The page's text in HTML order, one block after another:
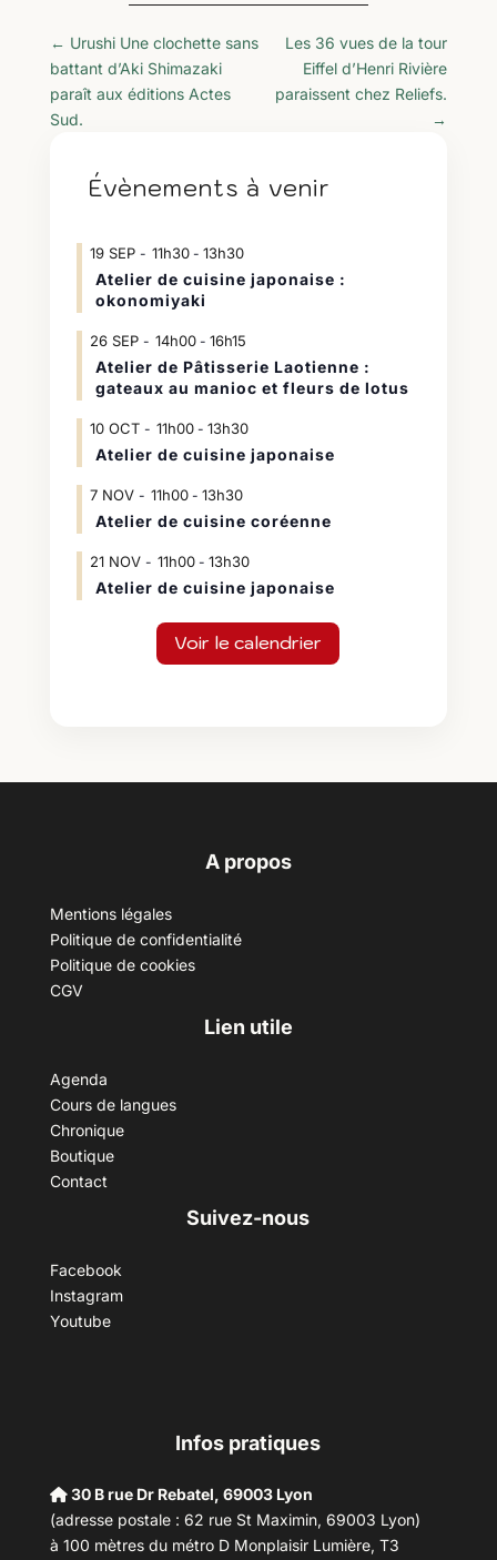
← Urushi Une clochette sans
battant d’Aki Shimazaki
paraît aux éditions Actes
Sud.
Les 36 vues de la tour
Eiffel d’Henri Rivière
paraissent chez Reliefs.
→
Évènements à venir
19 SEP 11h30- 13h30
Atelier de cuisine japonaise :
okonomiyaki
26 SEP 14h00- 16h15
Atelier de Pâtisserie Laotienne :
gateaux au manioc et fleurs de lotus
10 OCT 11h00- 13h30
Atelier de cuisine japonaise
7 NOV 11h00- 13h30
Atelier de cuisine coréenne
21 NOV 11h00- 13h30
Atelier de cuisine japonaise
Voir le calendrier
A propos
Mentions légales
Politique de confidentialité
Politique de cookies
CGV
Lien utile
Agenda
Cours de langues
Chronique
Boutique
Contact
Suivez-nous
Facebook
Instagram
Youtube
Infos pratiques
30 B rue Dr Rebatel, 69003 Lyon
(adresse postale : 62 rue St Maximin, 69003 Lyon)
à 100 mètres du métro D Monplaisir Lumière, T3